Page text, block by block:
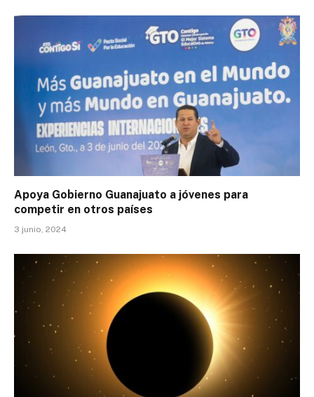
Apoya Gobierno Guanajuato a jóvenes para
competir en otros países
3 junio, 2024